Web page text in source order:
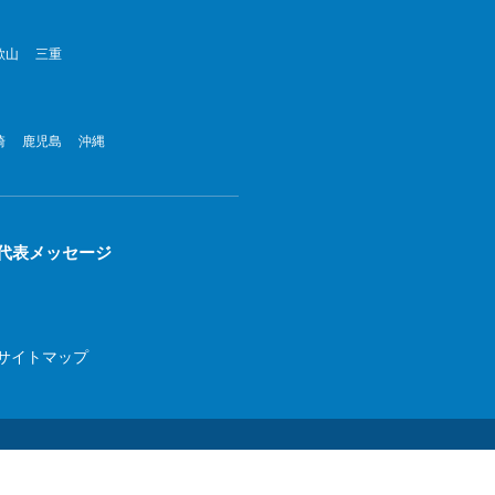
山 三重
鹿児島 沖縄
表メッセージ
イトマップ